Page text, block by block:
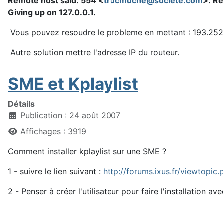
Giving up on 127.0.0.1.
Vous pouvez resoudre le probleme en mettant :
Autre solution mettre l'adresse IP du routeur.
SME et Kplaylist
Détails
Publication : 24 août 2007
Affichages : 3919
Comment installer kplaylist sur une SME ?
1 - suivre le lien suivant : http://forums.ixus.fr/
2 - Penser à créer l'utilisateur pour faire l'installation